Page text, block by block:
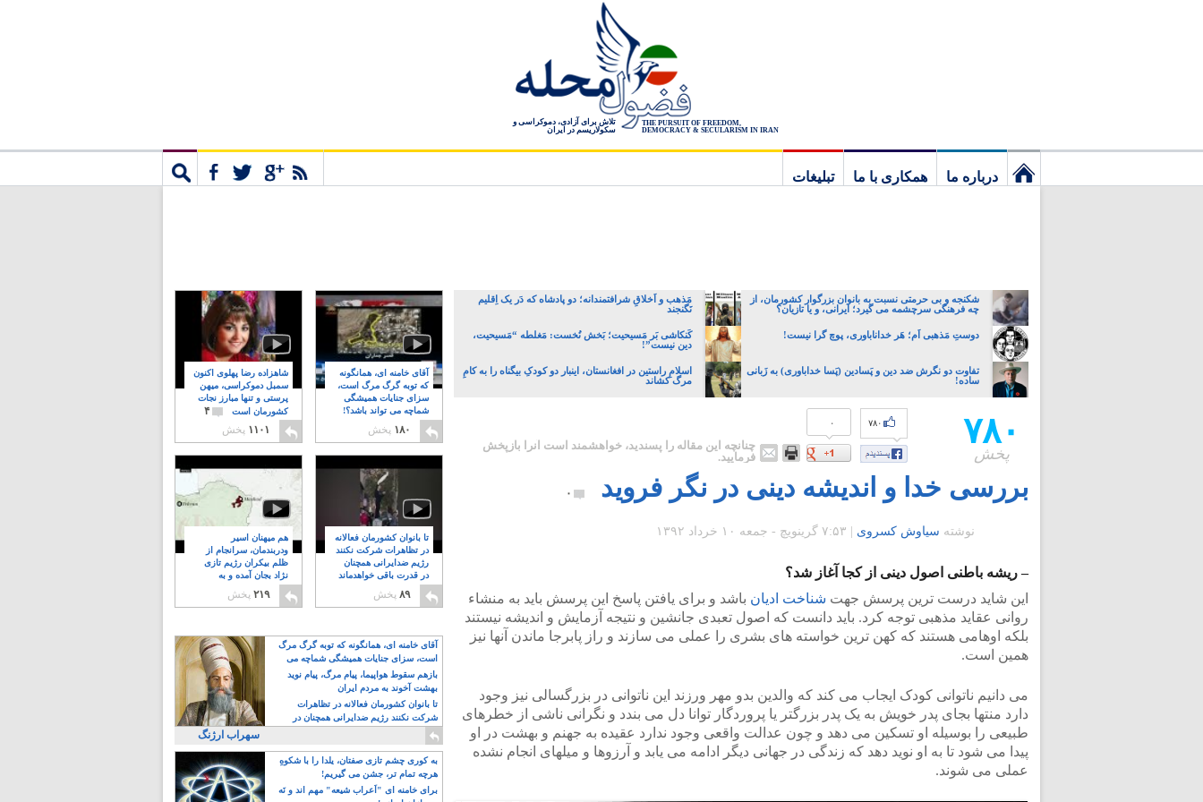
THE PURSUIT OF FREEDOM,
DEMOCRACY & SECULARISM IN IRAN
تلاش برای آزادی، دموکراسی و
سکولاریسم در ایران
درباره ما همکاری با ما
تبلیغات
شکنجه و بی حرمتی نسبت به بانوان بزرگوار کشورمان، از
چه فرهنگی سرچشمه می گیرد؛ ایرانی، و یا تازیان؟
مَذهب و اَخلاقِ شرافتمندانه؛ دو پادشاه که دَر یک اِقلیم
نَگنجند
دوستِ مَذهبی اَم؛ هَر خداناباوری، پوچ گرا نیست!
کَنکاشی بَر مَسیحیت؛ بَخش نُخست: مَغلطه “مَسیحیت،
دین نیست”!
تفاوت دو نگرش ضد دین و پَسادین (پَسا خداباوری) به زَبانی
ساده!
اسلامِ راستین در افغانستان، اینبار دو کودکِ بیگناه را به کامِ
مرگ کشاند
۷۸۰
پخش
۰ ۷۸۰
چنانچه این مقاله را پسندید، خواهشمند است آنرا بازپخش
فرمایید.
بررسی خدا و اندیشه دینی در نگر فروید ۰
نوشته سیاوش کسروی ۷:۵۳ گرينويچ - جمعه ۱۰ خرداد ۱۳۹۲
– ریشه باطنی اصول دینی از کجا آغاز شد؟
این شاید درست ترین پرسش جهت شناخت ادیان باشد و برای یافتن پاسخ این پرسش باید به منشاء
روانی عقاید مذهبی توجه کرد. باید دانست که اصول تعبدی جانشین و نتیجه آزمایش و اندیشه نیستند
بلکه اوهامی هستند که کهن ترین خواسته های بشری را عملی می سازند و راز پابرجا ماندن آنها نیز
همین است.
می دانیم ناتوانی کودک ایجاب می کند که والدین بدو مهر ورزند این ناتوانی در بزرگسالی نیز وجود
دارد منتها بجای پدر خویش به یک پدر بزرگتر یا پروردگار توانا دل می بندد و نگرانی ناشی از خطرهای
طبیعی را بوسیله او تسکین می دهد و چون عدالت واقعی وجود ندارد عقیده به جهنم و بهشت در او
پیدا می شود تا به او نوید دهد که زندگی در جهانی دیگر ادامه می یابد و آرزوها و میلهای انجام نشده
عملی می شوند.
شاهزاده رضا پهلوی اکنون
سمبل دموکراسی، میهن
پرستی و تنها مبارز نجات
کشورمان است
۴
۱۱۰۱ پخش
آقای خامنه ای، همانگونه
که توبه گرگ مرگ است،
سزای جنایات همیشگی
شماچه می تواند باشد؟!
۸
۱۸۰ پخش
هم میهنان اسیر
ودربندمان، سرانجام از
ظلم بیکران رژیم تازی
نژاد بجان آمده و به
۲۱۹ پخش
تا بانوان کشورمان فعالانه
در تظاهرات شرکت نکنند
رژیم ضدایرانی همچنان
در قدرت باقی خواهدماند
۸
۸۹ پخش
آقای خامنه ای، همانگونه که توبه گرگ مرگ
است، سزای جنایات همیشگی شماچه می
تواند باشد؟!
بازهم سقوط هواپیما، پیام مرگ، پیام نوید
بهشت آخوند به مردم ایران
تا بانوان کشورمان فعالانه در تظاهرات
شرکت نکنند رژیم ضدایرانی همچنان در
قدرت باقی خواهدماند
سهراب ارژنگ
به کوری چشم تازی صفتان، یلدا را با شکوهِ
هرچه تمام تر، جشن می گیریم!
برای خامنه ای "اَعراب شیعه" مهم اند و نَه